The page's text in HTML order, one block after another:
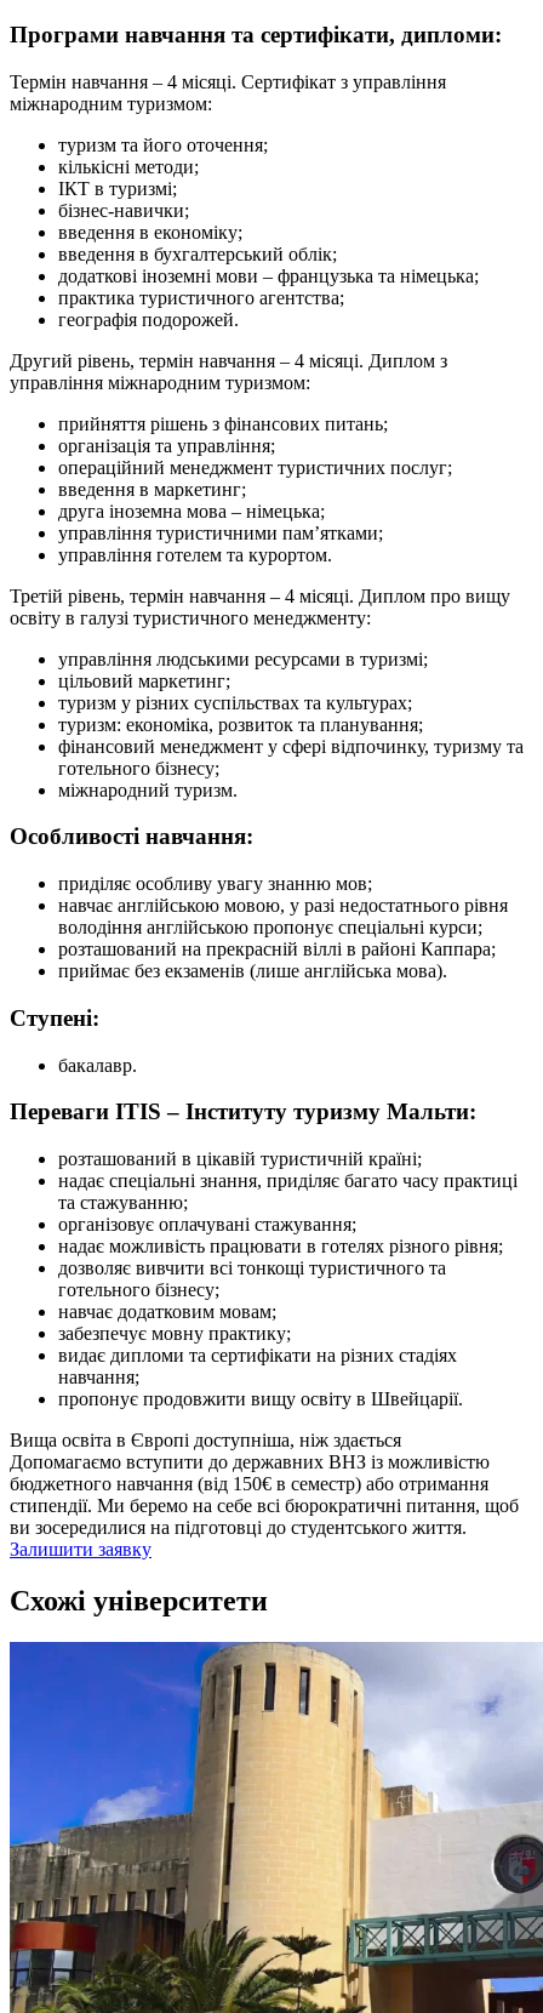
Програми навчання та сертифікати, дипломи:
Термін навчання – 4 місяці. Сертифікат з управління
міжнародним туризмом:
туризм та його оточення;
кількісні методи;
ІКТ в туризмі;
бізнес-навички;
введення в економіку;
введення в бухгалтерський облік;
додаткові іноземні мови – французька та німецька;
практика туристичного агентства;
географія подорожей.
Другий рівень, термін навчання – 4 місяці. Диплом з
управління міжнародним туризмом:
прийняття рішень з фінансових питань;
організація та управління;
операційний менеджмент туристичних послуг;
введення в маркетинг;
друга іноземна мова – німецька;
управління туристичними пам’ятками;
управління готелем та курортом.
Третій рівень, термін навчання – 4 місяці. Диплом про вищу
освіту в галузі туристичного менеджменту:
управління людськими ресурсами в туризмі;
цільовий маркетинг;
туризм у різних суспільствах та культурах;
туризм: економіка, розвиток та планування;
фінансовий менеджмент у сфері відпочинку, туризму та
готельного бізнесу;
міжнародний туризм.
Особливості навчання:
приділяє особливу увагу знанню мов;
навчає англійською мовою, у разі недостатнього рівня
володіння англійською пропонує спеціальні курси;
розташований на прекрасній віллі в районі Каппара;
приймає без екзаменів (лише англійська мова).
Ступені:
бакалавр.
Переваги ITIS – Інституту туризму Мальти:
розташований в цікавій туристичній країні;
надає спеціальні знання, приділяє багато часу практиці
та стажуванню;
організовує оплачувані стажування;
надає можливість працювати в готелях різного рівня;
дозволяє вивчити всі тонкощі туристичного та
готельного бізнесу;
навчає додатковим мовам;
забезпечує мовну практику;
видає дипломи та сертифікати на різних стадіях
навчання;
пропонує продовжити вищу освіту в Швейцарії.
Вища освіта в Європі доступніша, ніж здається
Допомагаємо вступити до державних ВНЗ із можливістю
бюджетного навчання (від 150€ в семестр) або отримання
стипендії. Ми беремо на себе всі бюрократичні питання, щоб
ви зосередилися на підготовці до студентського життя.
Залишити заявку
Схожі університети